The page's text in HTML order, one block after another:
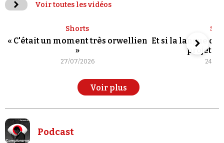
Voir toutes les vidéos
Shorts
« C'était un moment très orwellien
»
27/07/2026
Et si la langue de
projet
24/
Voir plus
Podcast